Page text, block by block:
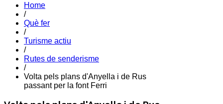
Home
/
Què fer
/
Turisme actiu
/
Rutes de senderisme
/
Volta pels plans d'Anyella i de Rus
passant per la font Ferri